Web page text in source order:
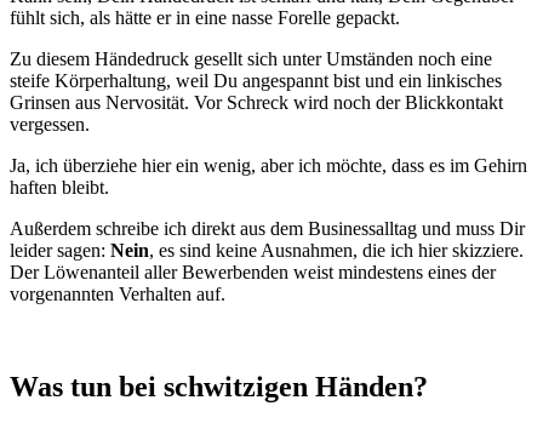
fühlt sich, als hätte er in eine nasse Forelle gepackt.
Zu diesem Händedruck gesellt sich unter Umständen noch eine
steife Körperhaltung, weil Du angespannt bist und ein linkisches
Grinsen aus Nervosität. Vor Schreck wird noch der Blickkontakt
vergessen.
Ja, ich überziehe hier ein wenig, aber ich möchte, dass es im Gehirn
haften bleibt.
Außerdem schreibe ich direkt aus dem Businessalltag und muss Dir
leider sagen: Nein, es sind keine Ausnahmen, die ich hier skizziere.
Der Löwenanteil aller Bewerbenden weist mindestens eines der
vorgenannten Verhalten auf.
Was tun bei schwitzigen Händen?